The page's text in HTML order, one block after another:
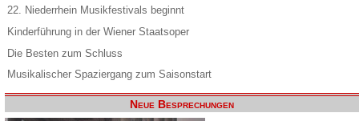
22. Niederrhein Musikfestivals beginnt
Kinderführung in der Wiener Staatsoper
Die Besten zum Schluss
Musikalischer Spaziergang zum Saisonstart
Neue Besprechungen